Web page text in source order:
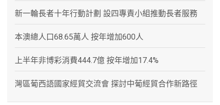
新一輪長者十年行動計劃 設四專責小組推動長者服務
本澳總人口68.65萬人 按年增加600人
上半年非博彩消費444.7億 按年增加17.4%
灣區葡西語國家經貿交流會 探討中葡經貿合作新路徑